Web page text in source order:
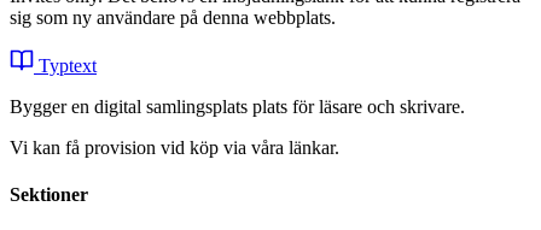
sig som ny användare på denna webbplats.
Typtext
Bygger en digital samlingsplats plats för läsare och skrivare.
Vi kan få provision vid köp via våra länkar.
Sektioner